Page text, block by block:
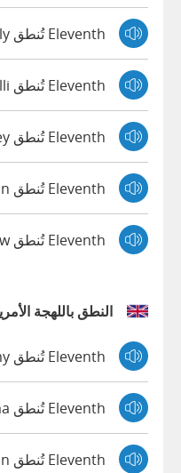
Eleventh تُنطق Kimberly
Eleventh تُنطق Salli
Eleventh تُنطق Joey
Eleventh تُنطق Justin
Eleventh تُنطق Matthew
النطق باللهجة
Eleventh تُنطق Amy
Eleventh تُنطق Emma
Eleventh تُنطق Brian